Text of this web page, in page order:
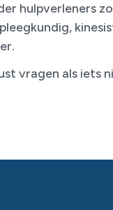
hulpverleners
vragen als iets